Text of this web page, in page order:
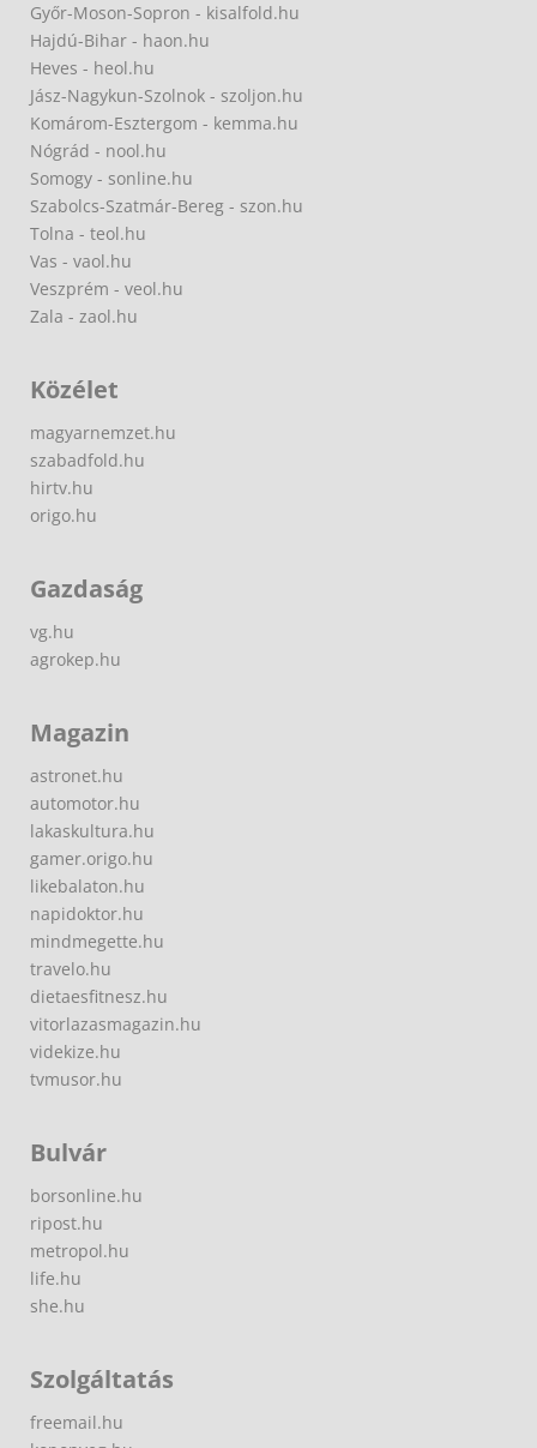
Győr-Moson-Sopron - kisalfold.hu
Hajdú-Bihar - haon.hu
Heves - heol.hu
Jász-Nagykun-Szolnok - szoljon.hu
Komárom-Esztergom - kemma.hu
Nógrád - nool.hu
Somogy - sonline.hu
Szabolcs-Szatmár-Bereg - szon.hu
Tolna - teol.hu
Vas - vaol.hu
Veszprém - veol.hu
Zala - zaol.hu
Közélet
magyarnemzet.hu
szabadfold.hu
hirtv.hu
origo.hu
Gazdaság
vg.hu
agrokep.hu
Magazin
astronet.hu
automotor.hu
lakaskultura.hu
gamer.origo.hu
likebalaton.hu
napidoktor.hu
mindmegette.hu
travelo.hu
dietaesfitnesz.hu
vitorlazasmagazin.hu
videkize.hu
tvmusor.hu
Bulvár
borsonline.hu
ripost.hu
metropol.hu
life.hu
she.hu
Szolgáltatás
freemail.hu